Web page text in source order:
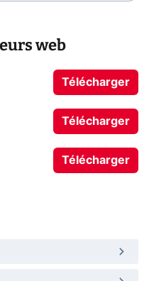
web
Télécharger
Télécharger
Télécharger